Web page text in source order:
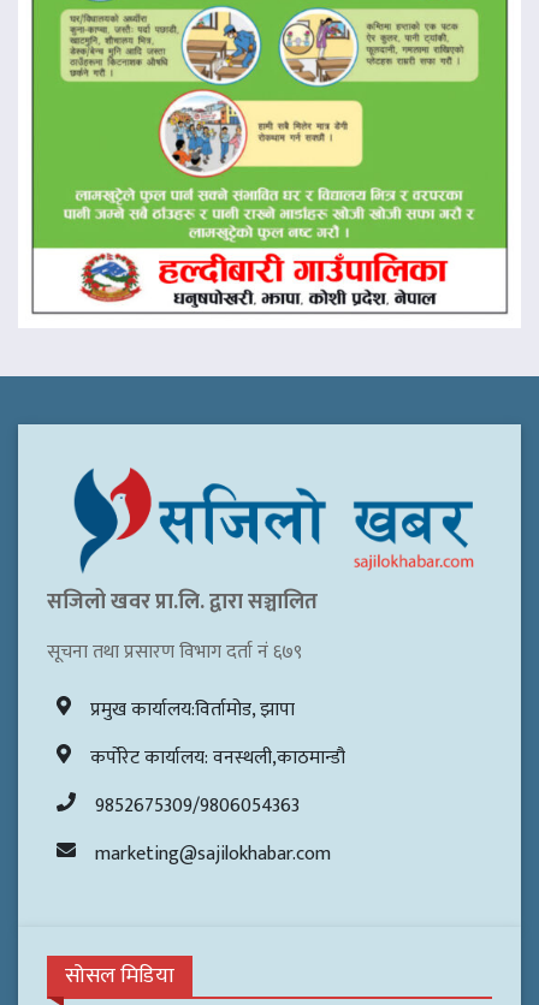
सजिलो खवर प्रा.लि. द्वारा सञ्चालित
सूचना तथा प्रसारण विभाग दर्ता नं ६७९
प्रमुख कार्यालय:विर्तामोड, झापा
कर्पोरेट कार्यालय: वनस्थली,काठमान्डौ
9852675309/9806054363
marketing@sajilokhabar.com
सोसल मिडिया